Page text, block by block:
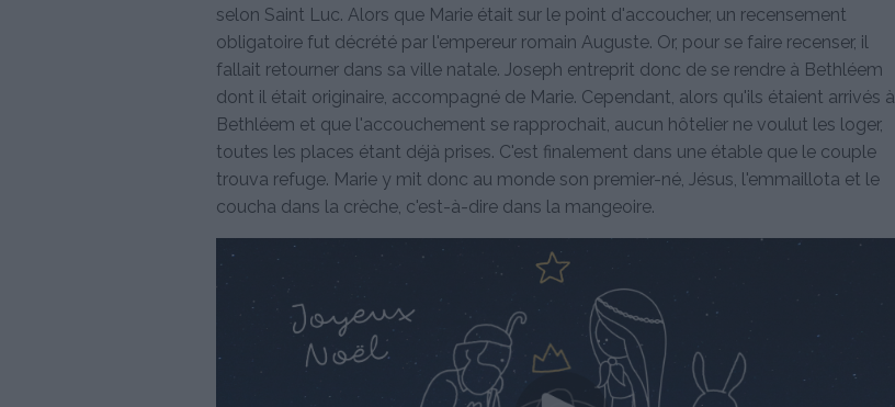
selon Saint Luc. Alors que Marie était sur le point d'accoucher, un recensement
obligatoire fut décrété par l'empereur romain Auguste. Or, pour se faire recenser, il
fallait retourner dans sa ville natale. Joseph entreprit donc de se rendre à Bethléem
dont il était originaire, accompagné de Marie. Cependant, alors qu'ils étaient arrivés à
Bethléem et que l'accouchement se rapprochait, aucun hôtelier ne voulut les loger,
toutes les places étant déjà prises. C'est finalement dans une étable que le couple
trouva refuge. Marie y mit donc au monde son premier-né, Jésus, l'emmaillota et le
coucha dans la crèche, c'est-à-dire dans la mangeoire.